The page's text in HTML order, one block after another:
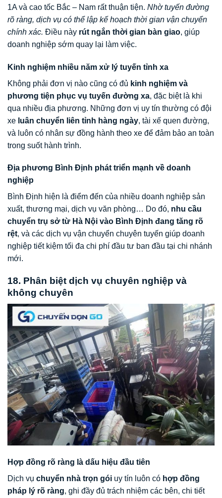
1A và cao tốc Bắc – Nam rất thuận tiện. Nhờ tuyến đường
rõ ràng, dịch vụ có thể lập kế hoạch thời gian vận chuyển
chính xác. Điều này rút ngắn thời gian bàn giao, giúp
doanh nghiệp sớm quay lại làm việc.
Kinh nghiệm nhiều năm xử lý tuyến tỉnh xa
Không phải đơn vị nào cũng có đủ kinh nghiệm và
phương tiện phục vụ tuyến đường xa, đặc biệt là khi
qua nhiều địa phương. Những đơn vị uy tín thường có đội
xe luân chuyển liên tỉnh hàng ngày, tài xế quen đường,
và luôn có nhân sự đồng hành theo xe để đảm bảo an toàn
trong suốt hành trình.
Địa phương Bình Định phát triển mạnh về doanh
nghiệp
Bình Định hiện là điểm đến của nhiều doanh nghiệp sản
xuất, thương mại, dịch vụ văn phòng… Do đó, nhu cầu
chuyển trụ sở từ Hà Nội vào Bình Định đang tăng rõ
rệt, và các dịch vụ vận chuyển chuyên tuyến giúp doanh
nghiệp tiết kiệm tối đa chi phí đầu tư ban đầu tại chi nhánh
mới.
18. Phân biệt dịch vụ chuyên nghiệp và
không chuyên
Hợp đồng rõ ràng là dấu hiệu đầu tiên
Dịch vụ chuyển nhà trọn gói uy tín luôn có hợp đồng
pháp lý rõ ràng, ghi đầy đủ trách nhiệm các bên, chi tiết